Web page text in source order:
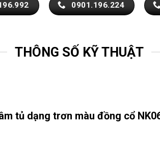
0901.196.224
THÔNG SỐ KỸ THUẬT
tủ dạng trơn màu đồng cổ